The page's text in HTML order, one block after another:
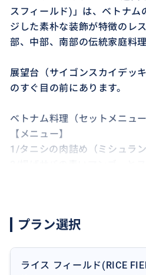
スフィールド)」は、ベトナム
ジした素朴な装飾が特徴のレ
部、中部、南部の伝統家庭料
展望台（サイゴンスカイデッ
のすぐ目の前にあります。
ベトナム料理（セットメニュ
【メニュー】
1/タニシの肉詰め（ミシュラ
※メニューは仕入れ状況など
※写真はすべてイメージです。
プラン選択
ライス フィールド(RICE